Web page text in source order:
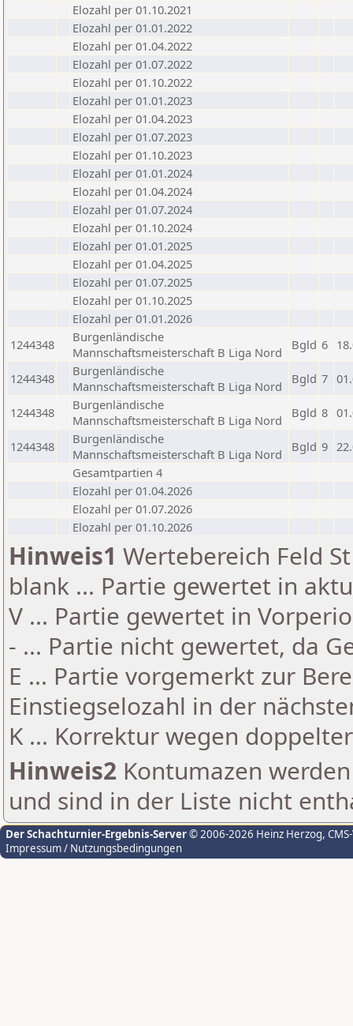
Elozahl per 01.10.2021
Elozahl per 01.01.2022
Elozahl per 01.04.2022
Elozahl per 01.07.2022
Elozahl per 01.10.2022
Elozahl per 01.01.2023
Elozahl per 01.04.2023
Elozahl per 01.07.2023
Elozahl per 01.10.2023
Elozahl per 01.01.2024
Elozahl per 01.04.2024
Elozahl per 01.07.2024
Elozahl per 01.10.2024
Elozahl per 01.01.2025
Elozahl per 01.04.2025
Elozahl per 01.07.2025
Elozahl per 01.10.2025
Elozahl per 01.01.2026
1244348
Burgenländische
Mannschaftsmeisterschaft B Liga Nord
Bgld 6
1244348
Burgenländische
Mannschaftsmeisterschaft B Liga Nord
Bgld 7
1244348
Burgenländische
Mannschaftsmeisterschaft B Liga Nord
Bgld 8
1244348
Burgenländische
Mannschaftsmeisterschaft B Liga Nord
Bgld 9
Gesamtpartien 4
Elozahl per 01.04.2026
Elozahl per 01.07.2026
Elozahl per 01.10.2026
Hinweis1 Wertebereich Feld
blank ... Partie gewertet in
V ... Partie gewertet in
- ... Partie nicht gewertet, da
E ... Partie vorgemerkt zur
Einstiegselozahl in der
K ... Korrektur wegen
Hinweis2 Kontumazen
und sind in der Liste nicht
Der Schachturnier-Ergebnis-Server© 2006-2026 Heinz Herzog,
Impressum / Nutzungsbedingungen